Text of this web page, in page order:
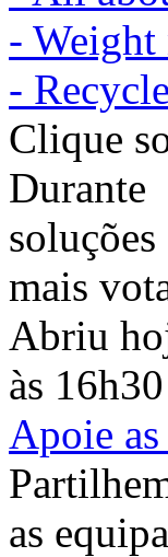
-
-
Clique
mais
Abriu
às
Apoie
as